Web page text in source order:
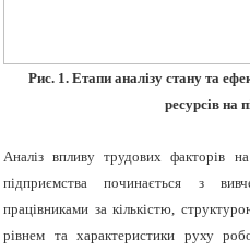
Рис. 1. Етапи аналізу стану та
ресурсів на
Аналіз впливу трудових факторів на
підприємства починається з
працівниками за кількістю,
рівнем та характеристики руху